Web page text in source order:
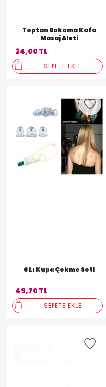
Toptan Bokoma Kafa
Masaj Aleti
24,00 TL
SEPETE EKLE
6 Lı Kupa Çekme Seti
49,70 TL
SEPETE EKLE